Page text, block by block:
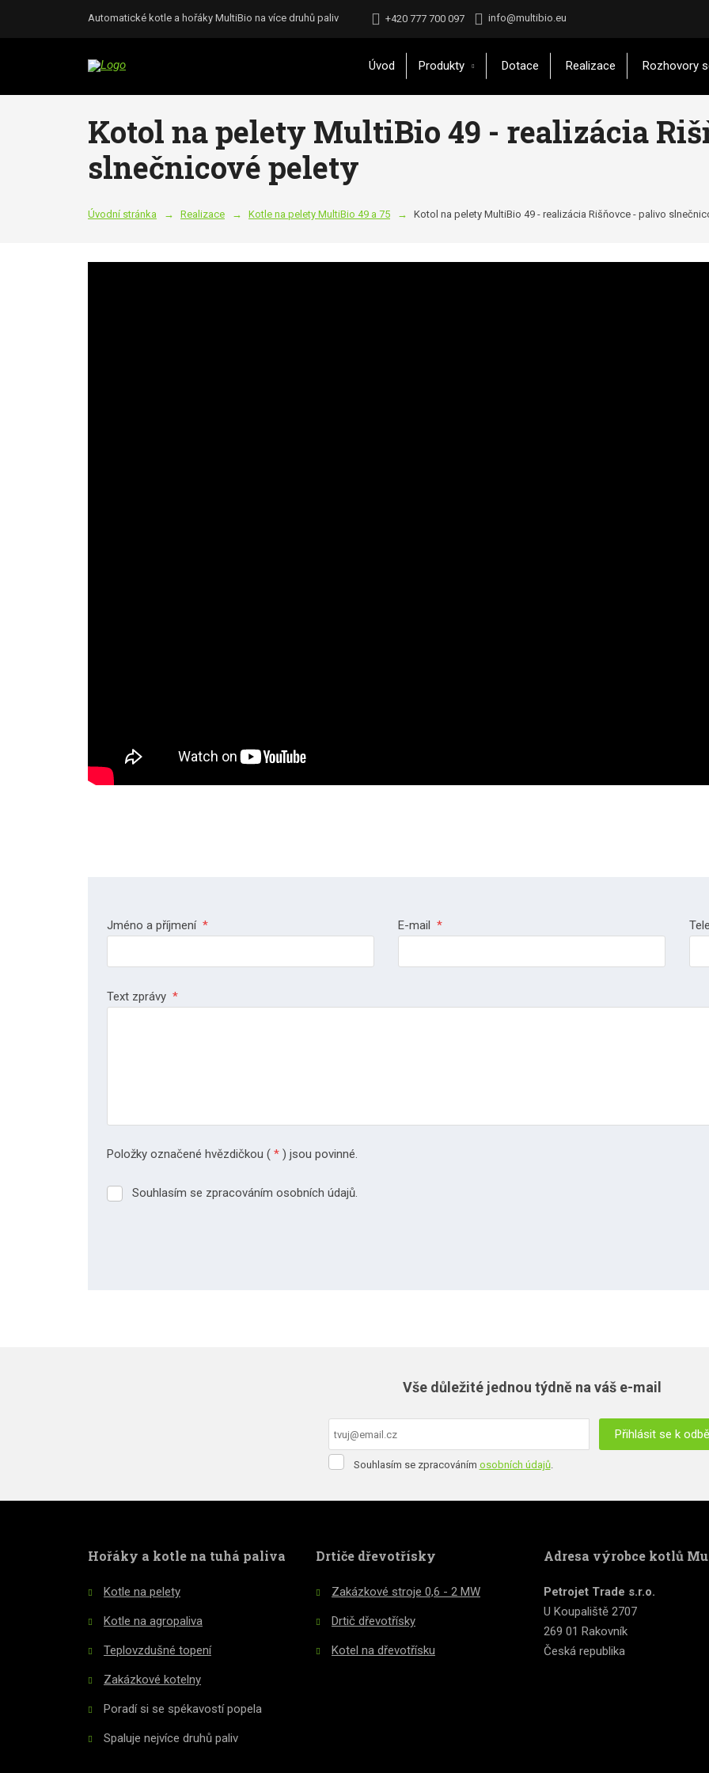
Automatické kotle a hořáky MultiBio na více druhů paliv +420 777 700 097 info@multibio.eu
Úvod Produkty Dotace Realizace Rozhovory
Kotol na pelety MultiBio 49 - realizácia
slnečnicové pelety
Úvodní stránka Realizace Kotle na pelety MultiBio 49 a 75 Kotol na pelety MultiBio 49 - realizácia Rišňovce - palivo
Jméno a příjmení * E-mail *
Text zprávy *
Položky označené hvězdičkou ( * ) jsou povinné.
Souhlasím
Souhlasím se zpracováním osobních údajů.
Vše důležité jednou týdně na váš e-mail
Souhlasím
osobních
Souhlasím se zpracováním osobních údajů.
Přihlásit se k
odeslat.
Hořáky a kotle na tuhá paliva
Kotle na pelety
Kotle na agropaliva
Teplovzdušné topení
Zakázkové kotelny
Poradí si se spékavostí popela
Spaluje nejvíce druhů paliv
Drtiče dřevotřísky
Zakázkové stroje 0,6 - 2 MW
Drtič dřevotřísky
Kotel na dřevotřísku
Adresa výrobce kotlů
Petrojet Trade s.r.o.
U Koupaliště 2707
269 01 Rakovník
Česká republika